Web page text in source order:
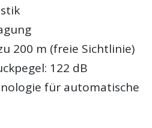
200 m (freie Sichtlinie)
122 dB
für automatische